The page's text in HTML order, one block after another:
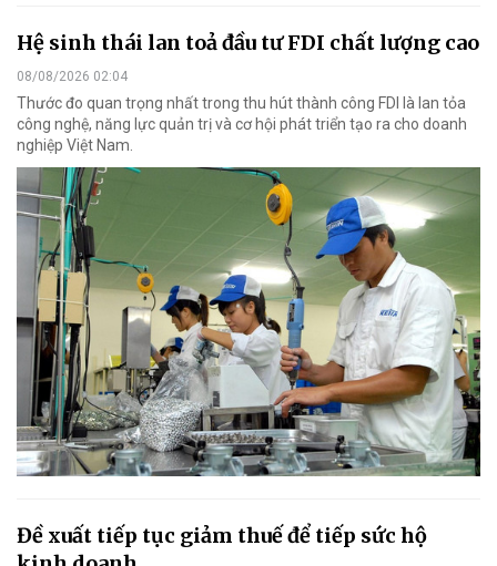
Hệ sinh thái lan toả đầu tư FDI chất lượng cao
08/08/2026 02:04
Thước đo quan trọng nhất trong thu hút thành công FDI là lan tỏa
công nghệ, năng lực quản trị và cơ hội phát triển tạo ra cho doanh
nghiệp Việt Nam.
Đề xuất tiếp tục giảm thuế để tiếp sức hộ